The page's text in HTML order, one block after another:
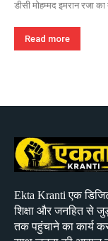
डीसी मोहम्मद इमरान रजा
Read more
Ekta Kranti एक
शिक्षा और जनहित से
तक पहुंचाने का कार्य